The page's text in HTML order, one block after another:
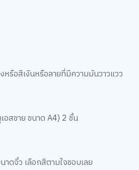
รือสีเงินหรือลายที่มีความมันวาวแวว
สขาย ขนาด A4) 2 ชิ้น
ดจิ๋ว เลือกสีตามใจชอบเลย